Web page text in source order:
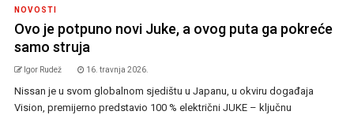
NOVOSTI
Ovo je potpuno novi Juke, a ovog puta ga pokreće
samo struja
Igor Rudež 16. travnja 2026.
Nissan je u svom globalnom sjedištu u Japanu, u okviru događaja
Vision, premijerno predstavio 100 % električni JUKE – ključnu